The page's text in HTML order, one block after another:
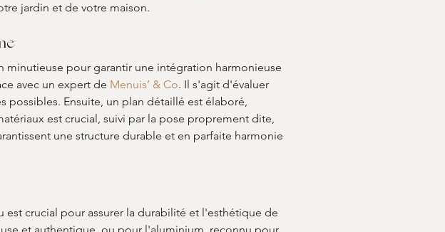
jardin et de votre maison.
minutieuse pour garantir une intégration harmonieuse
avec un expert de Menuis’ & Co. Il s'agit d'évaluer
possibles. Ensuite, un plan détaillé est élaboré,
est crucial, suivi par la pose proprement dite,
une structure durable et en parfaite harmonie
est crucial pour assurer la durabilité et l'esthétique de